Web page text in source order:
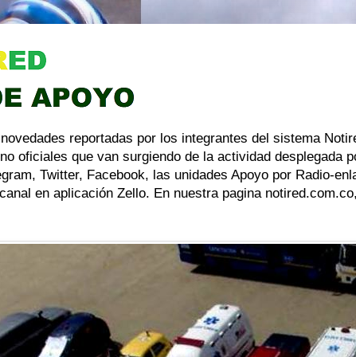
reportadas por los integrantes del sistema
oficiales que van surgiendo de la actividad desplegada
Twitter, Facebook, las unidades Apoyo por Radio-
en aplicación Zello. En nuestra pagina